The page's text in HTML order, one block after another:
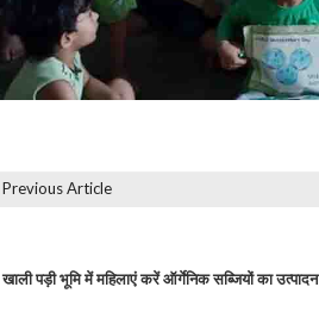
Previous Article
खाली पड़ी भूमि में महिलाएं करें ऑर्गेनिक सब्जियों का उत्पादन